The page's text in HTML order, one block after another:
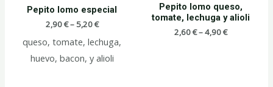
Pepito lomo especial
2,90€–5,20€
queso, tomate, lechuga,
huevo, bacon, y alioli
Pepito lomo queso,
tomate, lechuga y alioli
2,60€–4,90€